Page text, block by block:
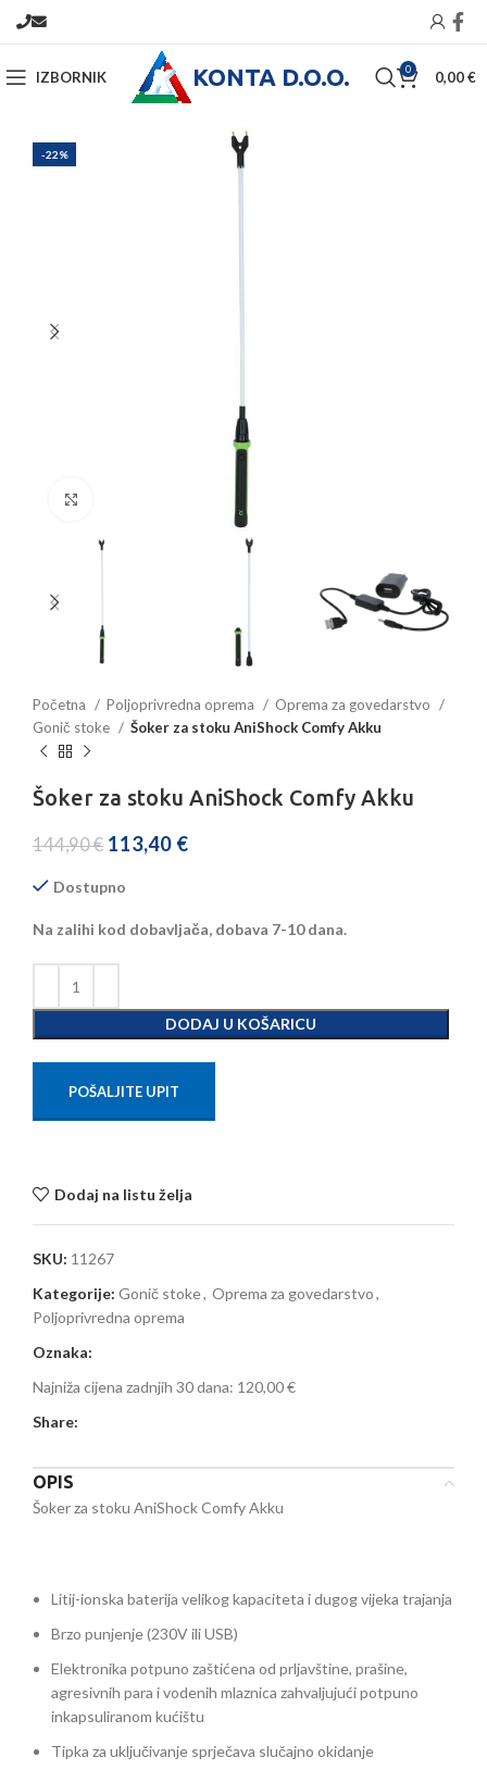
IZBORNIK KONTA D.O.O. 0 0,00€
-22%
Početna Poljoprivredna oprema
Oprema za govedarstvo
Gonič stoke
Šoker za stoku AniShock Comfy Akku
Šoker za stoku AniShock Comfy Akku
144,90€ 113,40 €
Dostupno
Na zalihi kod dobavljača, dobava 7-10 dana.
DODAJ U KOŠARICU
POŠALJITE UPIT
Dodaj na listu želja
SKU: 11267
Kategorije: Gonič stoke, Oprema za govedarstvo,
Poljoprivredna oprema
Oznaka:
Najniža cijena zadnjih 30 dana: 120,00 €
Share:
OPIS
Šoker za stoku AniShock Comfy Akku
Litij-ionska baterija velikog kapaciteta i dugog vijeka trajanja
Brzo punjenje (230V ili USB)
Elektronika potpuno zaštićena od prljavštine, prašine,
agresivnih para i vodenih mlaznica zahvaljujući potpuno
inkapsuliranom kućištu
Tipka za uključivanje sprječava slučajno okidanje